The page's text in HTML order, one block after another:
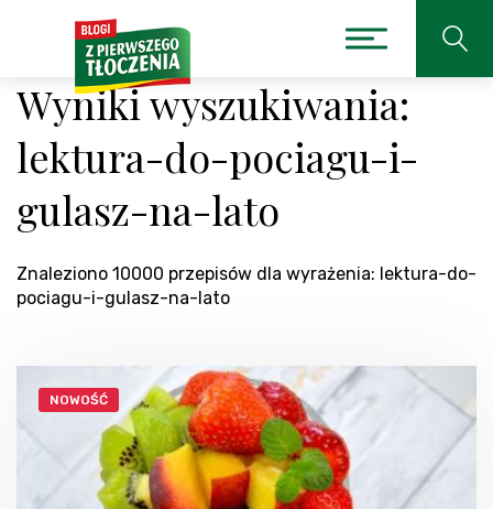
Wyniki wyszukiwania:
lektura-do-pociagu-i-
gulasz-na-lato
Znaleziono 10000 przepisów dla wyrażenia: lektura-do-
pociagu-i-gulasz-na-lato
NOWOŚĆ